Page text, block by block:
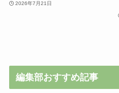
2026年7月21日
編集部おすすめ記事